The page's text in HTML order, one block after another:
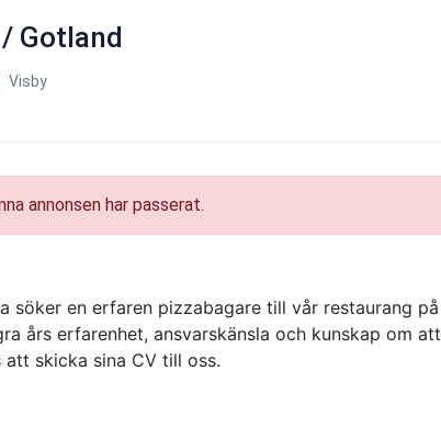
Gotland
Visby
annonsen har passerat.
söker en erfaren pizzabagare till vår restaurang på
års erfarenhet, ansvarskänsla och kunskap om att
skicka sina CV till oss.